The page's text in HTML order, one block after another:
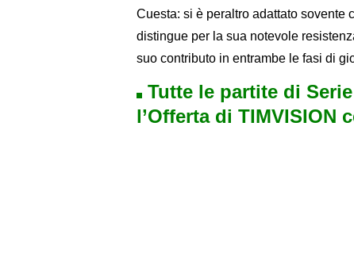
Cuesta: si è peraltro adattato sovente
distingue per la sua notevole
suo contributo in entrambe le fasi di
Tutte le partite di
l’Offerta di TIMVISION